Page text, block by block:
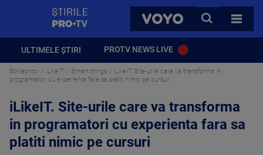
VOYO
CAUTA
TOATE
ULTIMELE ȘTIRI PROTV NEWS LIVE
Stirileprotv iLikeIT Smart things
iLikeIT. Site-urile care va transforma in
programatori cu experienta fara sa platiti nimic pe cursuri
iLikeIT. Site-urile care va transforma
in programatori cu experienta fara sa
platiti nimic pe cursuri